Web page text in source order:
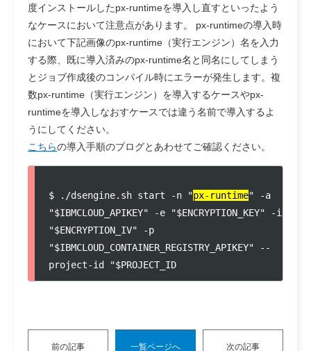
度インストールしたpx-runtimeを導入し直すといったよう
なケースにおいて注意点があります。 px-runtimeの導入時
において下記画像のpx-runtime（実行エンジン）名を入力
する際、既に導入済みのpx-runtime名と同名にしてしまう
とジョブ作成後のコンパイル時にエラーが発生します。複
数px-runtime（実行エンジン）を導入するケースやpx-
runtimeを導入しなおすケースでは違う名前で導入するよ
うにしてください。
こちらの導入手順のブログとあわせてご確認ください。
$ ./dsengine.sh start -n "px-runtime" -a
"$IBMCLOUD_APIKEY" -e "$ENCRYPTION_KEY" -i
"$ENCRYPTION_IV" -p
"$IBMCLOUD_CONTAINER_REGISTRY_APIKEY" --
project-id "$PROJECT_ID
前の記事 一覧ページへ 次の記事